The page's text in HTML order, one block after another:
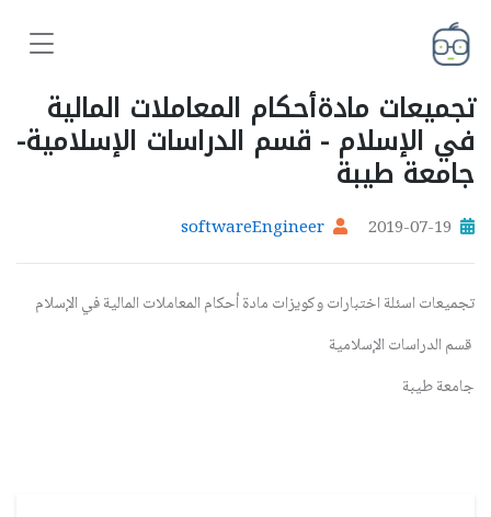
تجميعات مادةأحكام المعاملات المالية
في الإسلام - قسم الدراسات الإسلامية-
جامعة طيبة
2019-07-19
softwareEngineer
تجميعات اسئلة اختبارات وكويزات مادة أحكام المعاملات المالية في الإسلام
قسم الدراسات الإسلامية
جامعة طيبة